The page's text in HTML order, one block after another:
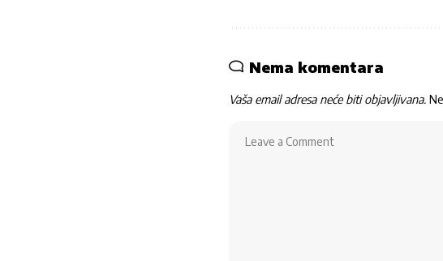
Nema komentara
Vaša email adresa neće biti objavljivana.